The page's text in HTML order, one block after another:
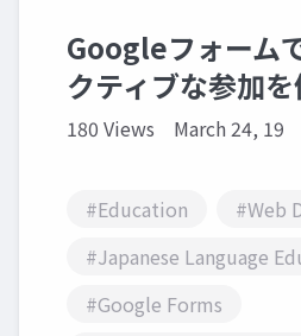
Googleフォーム
クティブな参加
180 Views March 24, 19
#Education
#Web
#Japanese Language
#Google Forms